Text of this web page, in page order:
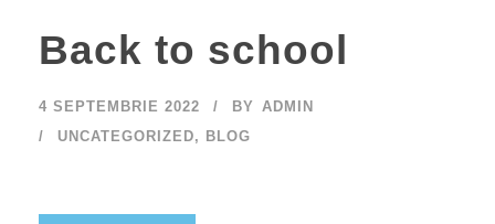
Back to school
4 SEPTEMBRIE 2022 BY
ADMIN
UNCATEGORIZED, BLOG